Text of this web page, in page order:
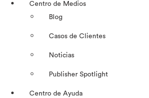
Centro de Medios
Blog
Casos de Clientes
Noticias
Publisher Spotlight
Centro de Ayuda